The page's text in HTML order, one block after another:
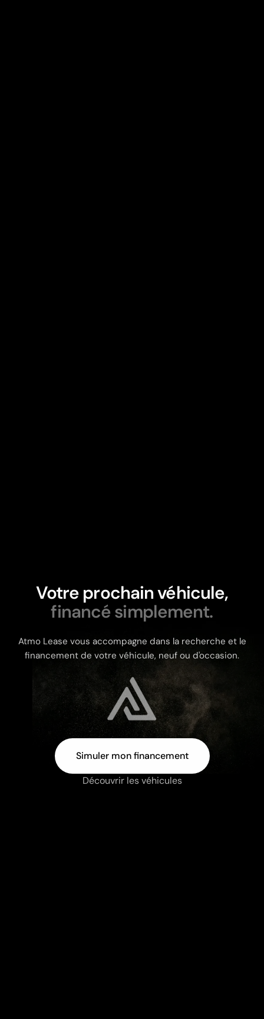
Votre prochain véhicule,
financé simplement.
Atmo Lease vous accompagne dans la recherche et le
financement de votre véhicule, neuf ou d'occasion.
Simuler mon financement
Découvrir les véhicules